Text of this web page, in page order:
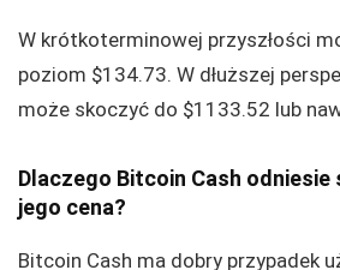
W krótkoterminowej przyszłości
poziom $134.73. W dłuższej
może skoczyć do $1133.52 lub
Dlaczego Bitcoin Cash odniesie
jego cena?
Bitcoin Cash ma dobry przypadek